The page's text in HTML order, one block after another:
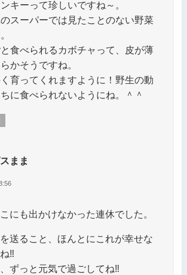
キーって珍しいですね～。
スーパーでは見たことのない野菜
食べられるカボチャって、皮が薄
かそうですね。
く育ってくれますように！野生の動
に食べられないようにね。＾＾
まま
にも出かけなかった連休でした。
送ること、ほんとにこれが幸せな
‼️
ずっと元気で過ごしてね‼️